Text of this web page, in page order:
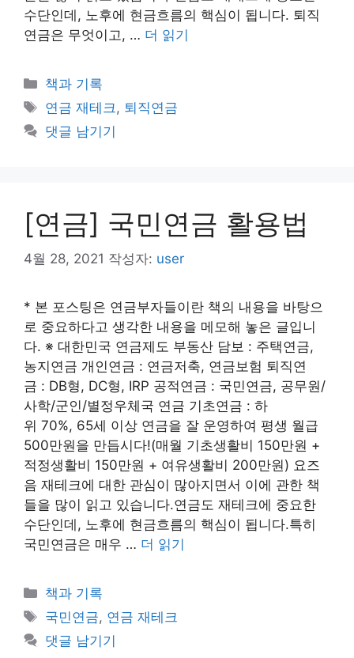
수단인데, 노후에 현금흐름의 핵심이 됩니다. 퇴직
연금은 무엇이고, … 더 읽기
카
테
리
책과 기록
태
그
연금 재테크, 퇴직연금
댓글 남기기
[연금] 국민연금 활용법
4월 28, 2021 작성자: user
* 본 포스팅은 연금부자들이란 책의 내용을 바탕으
로 중요하다고 생각한 내용을 메모해 놓은 글입니
다. ※ 대한민국 연금제도 부동산 담보 : 주택연금,
농지연금 개인연금 : 연금저축, 연금보험 퇴직연
금 : DB형, DC형, IRP 공적연금 : 국민연금, 공무원/
사학/군인/별정우체국 연금 기초연금 : 하
위 70%, 65세 이상 연금을 잘 운영하여 평생 월급
500만원을 만듭시다!(매월 기초생활비 150만원 +
적정생활비 150만원 + 여유생활비 200만원) 요즈
음 재테크에 대한 관심이 많아지면서 이에 관한 책
들을 많이 읽고 있습니다.연금도 재테크에 중요한
수단인데, 노후에 현금흐름의 핵심이 됩니다.특히
국민연금은 매우 … 더 읽기
카
테
고
리
책과 기록
태
그
국민연금, 연금 재테크
댓글 남기기